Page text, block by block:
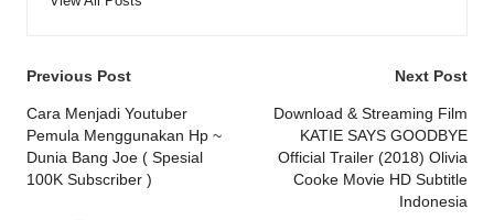
Post
navigation
Previous Post
Cara Menjadi Youtuber
Pemula Menggunakan Hp ~
Dunia Bang Joe ( Spesial
100K Subscriber )
Next Post
Download & Streaming Film
KATIE SAYS GOODBYE
Official Trailer (2018) Olivia
Cooke Movie HD Subtitle
Indonesia